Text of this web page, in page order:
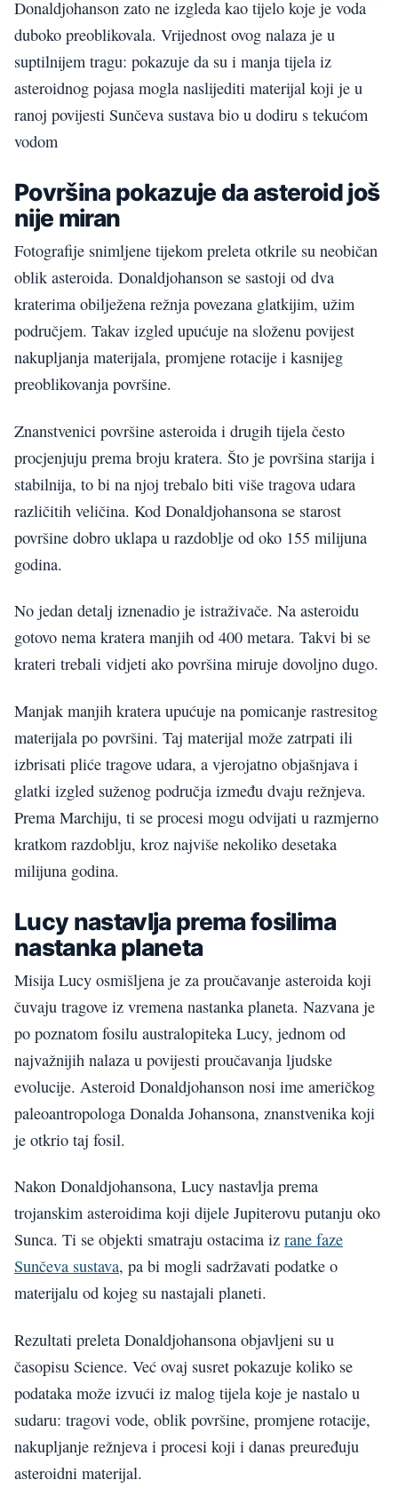
Donaldjohanson zato ne izgleda kao tijelo koje je voda
duboko preoblikovala. Vrijednost ovog nalaza je u
suptilnijem tragu: pokazuje da su i manja tijela iz
asteroidnog pojasa mogla naslijediti materijal koji je u
ranoj povijesti Sunčeva sustava bio u dodiru s tekućom
vodom
Površina pokazuje da asteroid još
nije miran
Fotografije snimljene tijekom preleta otkrile su neobičan
oblik asteroida. Donaldjohanson se sastoji od dva
kraterima obilježena režnja povezana glatkijim, užim
područjem. Takav izgled upućuje na složenu povijest
nakupljanja materijala, promjene rotacije i kasnijeg
preoblikovanja površine.
Znanstvenici površine asteroida i drugih tijela često
procjenjuju prema broju kratera. Što je površina starija i
stabilnija, to bi na njoj trebalo biti više tragova udara
različitih veličina. Kod Donaldjohansona se starost
površine dobro uklapa u razdoblje od oko 155 milijuna
godina.
No jedan detalj iznenadio je istraživače. Na asteroidu
gotovo nema kratera manjih od 400 metara. Takvi bi se
krateri trebali vidjeti ako površina miruje dovoljno dugo.
Manjak manjih kratera upućuje na pomicanje rastresitog
materijala po površini. Taj materijal može zatrpati ili
izbrisati pliće tragove udara, a vjerojatno objašnjava i
glatki izgled suženog područja između dvaju režnjeva.
Prema Marchiju, ti se procesi mogu odvijati u razmjerno
kratkom razdoblju, kroz najviše nekoliko desetaka
milijuna godina.
Lucy nastavlja prema fosilima
nastanka planeta
Misija Lucy osmišljena je za proučavanje asteroida koji
čuvaju tragove iz vremena nastanka planeta. Nazvana je
po poznatom fosilu australopiteka Lucy, jednom od
najvažnijih nalaza u povijesti proučavanja ljudske
evolucije. Asteroid Donaldjohanson nosi ime američkog
paleoantropologa Donalda Johansona, znanstvenika koji
je otkrio taj fosil.
Nakon Donaldjohansona, Lucy nastavlja prema
trojanskim asteroidima koji dijele Jupiterovu putanju oko
Sunca. Ti se objekti smatraju ostacima iz rane faze
Sunčeva sustava, pa bi mogli sadržavati podatke o
materijalu od kojeg su nastajali planeti.
Rezultati preleta Donaldjohansona objavljeni su u
časopisu Science. Već ovaj susret pokazuje koliko se
podataka može izvući iz malog tijela koje je nastalo u
sudaru: tragovi vode, oblik površine, promjene rotacije,
nakupljanje režnjeva i procesi koji i danas preuređuju
asteroidni materijal.